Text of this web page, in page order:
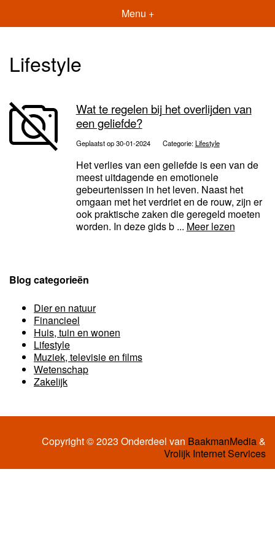
Menu +
Lifestyle
Wat te regelen bij het overlijden van
een geliefde?
Geplaatst op 30-01-2024 Categorie:Lifestyle
Het verlies van een geliefde is een van de
meest uitdagende en emotionele
gebeurtenissen in het leven. Naast het
omgaan met het verdriet en de rouw, zijn er
ook praktische zaken die geregeld moeten
worden. In deze gids b ... Meer lezen
Blog categorieën
Dier en natuur
Financieel
Huis, tuin en wonen
Lifestyle
Muziek, televisie en films
Wetenschap
Zakelijk
Copyright © 2023 Onderdeel van BaakmanMedia&
Vrolijk Internet Services